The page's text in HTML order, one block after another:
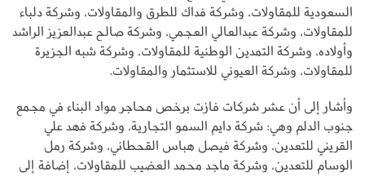
السعودية للمقاولات، وشركة فداك للطرق والمقاولات، وشركة دلباء
للمقاولات، وشركة عبدالعالي العجمي، وشركة صالح عبدالعزيز الراشد
وأولاده، وشركة التمدين الوطنية للمقاولات، وشركة شبه الجزيرة
للمقاولات، وشركة العيوني للاستثمار والمقاولات.
وأشار إلى أن عشر شركات فازت برخص محاجر مواد البناء في مجمع
جنوب الدلم وهي: شركة دايم السمو التجارية، وشركة فهد علي
القريني للتعدين، وشركة فيصل هباس القحطاني، وشركة رمل
الوسام للتعدين، وشركة ماجد محمد العضيب للمقاولات، إضافة إلى